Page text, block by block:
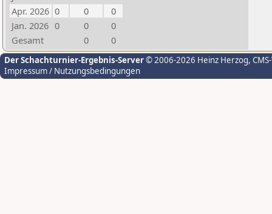
Apr. 2026 0 0
0
Jan. 2026 0 0
0
Gesamt
0 0
Der Schachturnier-Ergebnis-Server© 2006-2026 Heinz Herzog,
Impressum / Nutzungsbedingungen